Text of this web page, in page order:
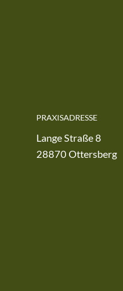
PRAXISADRESSE
Lange Straße 8
28870 Ottersberg